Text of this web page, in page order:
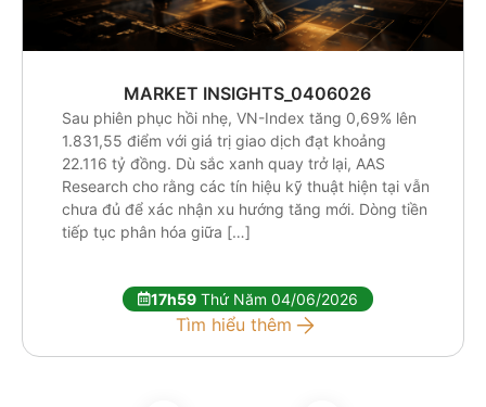
MARKET INSIGHTS_0406026
Sau phiên phục hồi nhẹ, VN-Index tăng 0,69% lên
1.831,55 điểm với giá trị giao dịch đạt khoảng
22.116 tỷ đồng. Dù sắc xanh quay trở lại, AAS
Research cho rằng các tín hiệu kỹ thuật hiện tại vẫn
chưa đủ để xác nhận xu hướng tăng mới. Dòng tiền
tiếp tục phân hóa giữa […]
17h59Thứ Năm 04/06/2026
Tìm hiểu thêm